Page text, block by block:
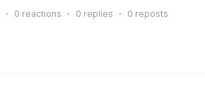
0 reactions 0 replies 0 reposts